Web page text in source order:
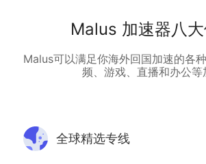
Malus 加速器八
Malus可以满足你海外回国加速的各
频、游戏、直播和办公等
全球精选专线